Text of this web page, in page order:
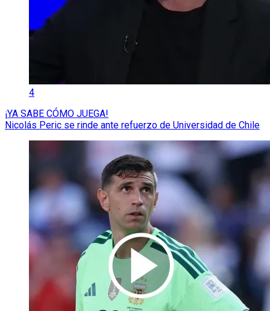
4
¡YA SABE CÓMO JUEGA!
Nicolás Peric se rinde ante refuerzo de Universidad de Chile